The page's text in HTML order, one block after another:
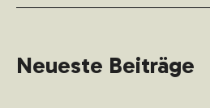
Neueste Beiträge